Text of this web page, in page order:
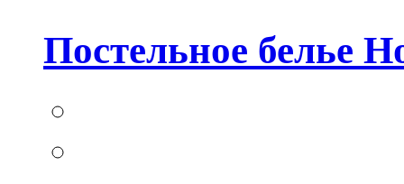
Постельное белье